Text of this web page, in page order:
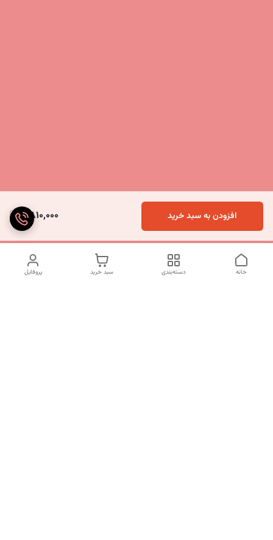
2,810,000 افزودن به سبد خرید
پروفایل سبد خرید دسته‌بندی خانه